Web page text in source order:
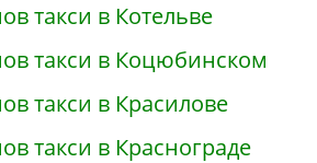
такси в Котельве
такси в Коцюбинском
такси в Красилове
такси в Краснограде